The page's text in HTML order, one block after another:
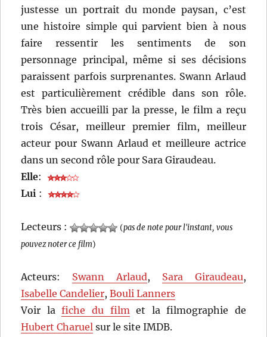
justesse un portrait du monde paysan, c’est
une histoire simple qui parvient bien à nous
faire ressentir les sentiments de son
personnage principal, même si ses décisions
paraissent parfois surprenantes. Swann Arlaud
est particulièrement crédible dans son rôle.
Très bien accueilli par la presse, le film a reçu
trois César, meilleur premier film, meilleur
acteur pour Swann Arlaud et meilleure actrice
dans un second rôle pour Sara Giraudeau.
Elle:
Lui :
Lecteurs : (pas de note pour l'instant, vous
pouvez noter ce film)
Acteurs: Swann Arlaud, Sara Giraudeau,
Isabelle Candelier,Bouli Lanners
Voir lafiche du filmet la filmographie de
Hubert Charuel sur le site IMDB.